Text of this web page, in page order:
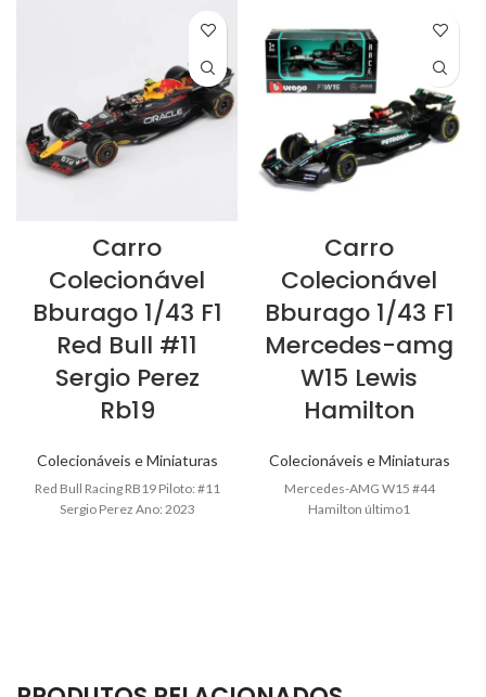
Carro
Colecionável
Bburago 1/43 F1
Red Bull #11
Sergio Perez
Rb19
Colecionáveis e Miniaturas
Red Bull Racing RB19 Piloto: #11
Sergio Perez Ano: 2023
Carro
Colecionável
Bburago 1/43 F1
Mercedes-amg
W15 Lewis
Hamilton
Colecionáveis e Miniaturas
Mercedes-AMG W15 #44
Hamilton último1